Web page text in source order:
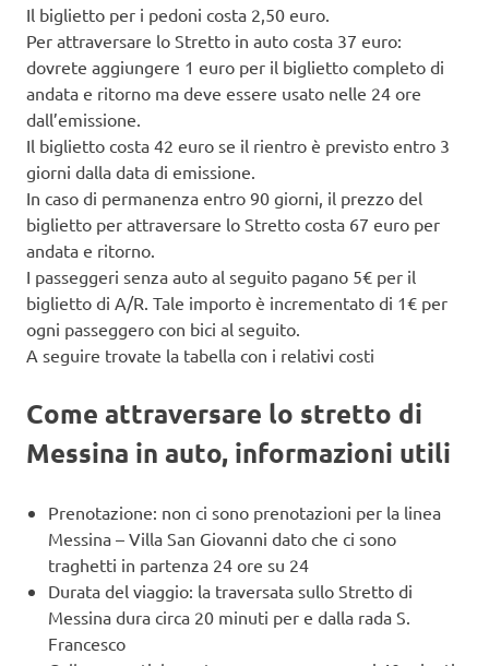
Il biglietto per i pedoni costa 2,50 euro.
Per attraversare lo Stretto in auto costa 37 euro:
dovrete aggiungere 1 euro per il biglietto completo di
andata e ritorno ma deve essere usato nelle 24 ore
dall’emissione.
Il biglietto costa 42 euro se il rientro è previsto entro 3
giorni dalla data di emissione.
In caso di permanenza entro 90 giorni, il prezzo del
biglietto per attraversare lo Stretto costa 67 euro per
andata e ritorno.
I passeggeri senza auto al seguito pagano 5€ per il
biglietto di A/R. Tale importo è incrementato di 1€ per
ogni passeggero con bici al seguito.
A seguire trovate la tabella con i relativi costi
Come attraversare lo stretto di
Messina in auto, informazioni utili
Prenotazione: non ci sono prenotazioni per la linea
Messina – Villa San Giovanni dato che ci sono
traghetti in partenza 24 ore su 24
Durata del viaggio: la traversata sullo Stretto di
Messina dura circa 20 minuti per e dalla rada S.
Francesco